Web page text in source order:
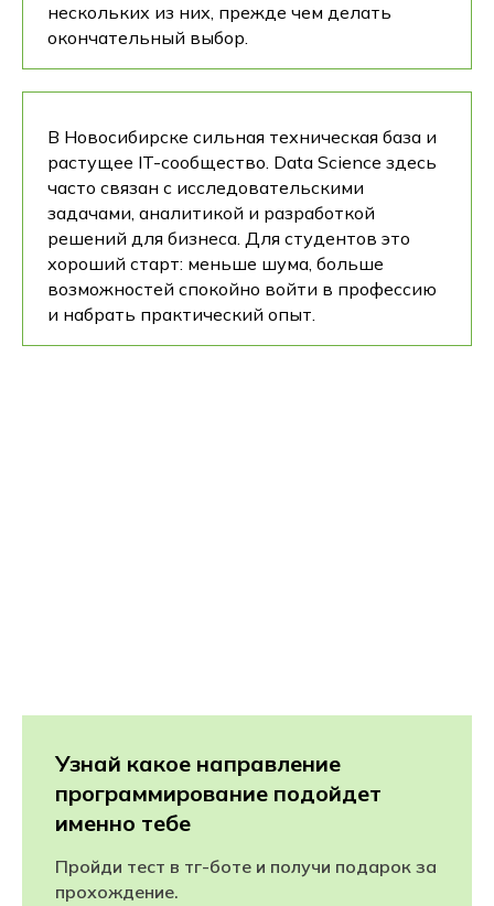
нескольких из них, прежде чем делать
окончательный выбор.
В Новосибирске сильная техническая база и
растущее IT-сообщество. Data Science здесь
часто связан с исследовательскими
задачами, аналитикой и разработкой
решений для бизнеса. Для студентов это
хороший старт: меньше шума, больше
возможностей спокойно войти в профессию
и набрать практический опыт.
Узнай какое направление
программирование подойдет
именно тебе
Пройди тест в тг-боте и получи подарок за
прохождение.